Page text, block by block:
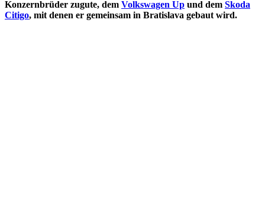
Konzernbrüder zugute, dem Volkswagen Up und dem Skoda
Citigo, mit denen er gemeinsam in Bratislava gebaut wird.